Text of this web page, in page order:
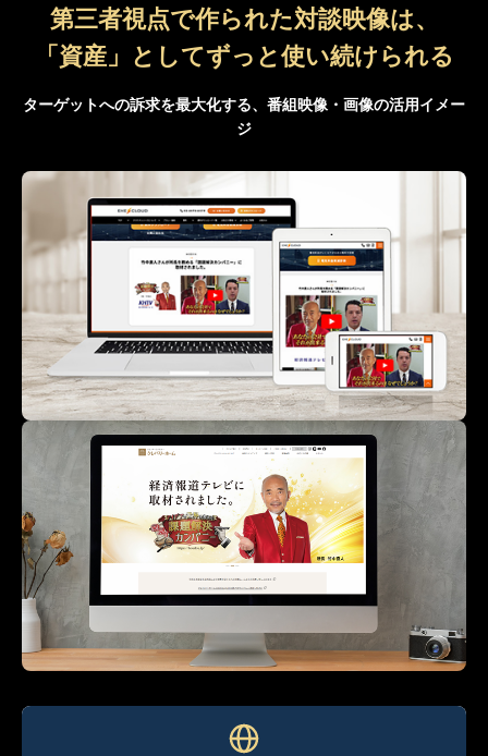
第三者視点で作られた対談映像は、
「資産」としてずっと使い続けられる
ターゲットへの訴求を最大化する、番組映像・画像の活用イメー
ジ